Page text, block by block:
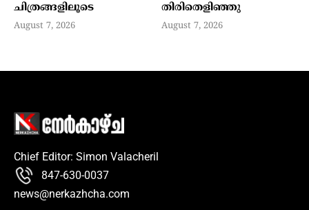
ചിത്രങ്ങളിലൂടെ
August 7, 2026
തിരിതെളിഞ്ഞു
August 7, 2026
Chief Editor: Simon Valacheril
847-630-0037
news@nerkazhcha.com